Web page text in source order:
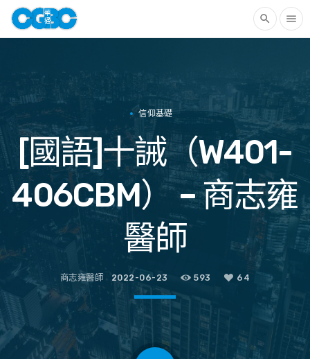
search menu
信仰基礎
[國語]十誡（W401-
406CBM） – 商志雍
醫師
商志雍醫師 2022-06-23 593 64